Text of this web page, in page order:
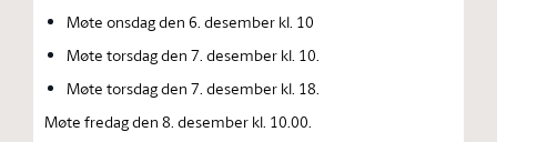
Møte onsdag den 6. desember kl. 10
Møte torsdag den 7. desember kl. 10.
Møte torsdag den 7. desember kl. 18.
Møte fredag den 8. desember kl. 10.00.